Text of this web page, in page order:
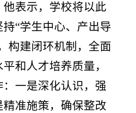
表示，学校将以此
“学生中心、产出导
构建闭环机制，全面
和人才培养质量，
一是深化认识，强
准施策，确保整改